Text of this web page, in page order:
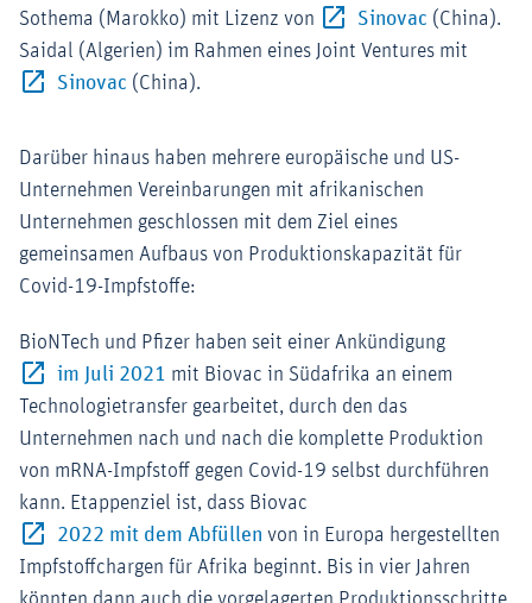
Sothema (Marokko) mit Lizenz von
Sinovac Externer-
(China).
Saidal (Algerien) im Rahmen eines Joint Ventures mit
Sinovac Externer-Link (Öffnet im neuen Fenster)
(China).
Darüber hinaus haben mehrere europäische und US-
Unternehmen Vereinbarungen mit afrikanischen
Unternehmen geschlossen mit dem Ziel eines
gemeinsamen Aufbaus von Produktionskapazität für
Covid-19-Impfstoffe:
BioNTech und Pfizer haben seit einer Ankündigung
im Juli 2021 Externer-Link (Öffnet im neuen Fenster)
mit Biovac in Südafrika an einem
Technologietransfer gearbeitet, durch den das
Unternehmen nach und nach die komplette Produktion
von mRNA-Impfstoff gegen Covid-19 selbst durchführen
kann. Etappenziel ist, dass Biovac
2022 mit dem Abfüllen Externer-Link (Öffnet im neuen
von in Europa hergestellten
Impfstoffchargen für Afrika beginnt. Bis in vier Jahren